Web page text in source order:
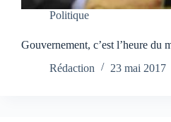
Politique
Gouvernement, c’est l’heure du
Rédaction
23 mai 2017